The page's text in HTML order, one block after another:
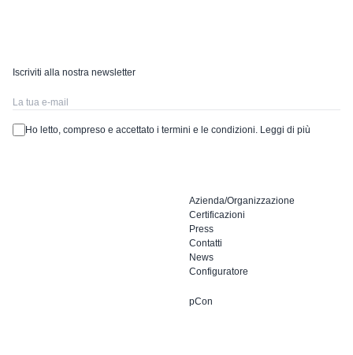
Azienda/Organizzazione
Certificazioni
Press
Contatti
News
Configuratore
pCon
Iscriviti alla nostra newsletter
Ho letto, compreso e accettato i termini e le condizioni. Leggi di più